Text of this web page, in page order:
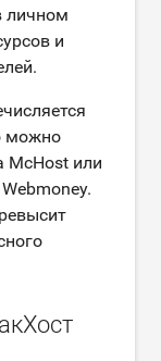
личном
и
можно
McHost или